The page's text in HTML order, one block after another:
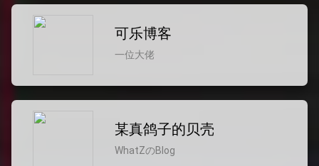
可乐博客
一位大佬
某真鸽子的贝壳
WhatZのBlog